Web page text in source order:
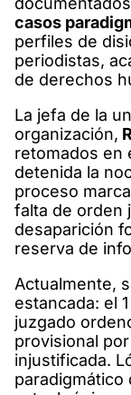
casos
perfiles de
periodistas,
de derechos
La jefa de la
organización,
retomados en
detenida la
proceso
falta de orden
desaparición
reserva de
Actualmente,
estancada: el
juzgado
provisional
injustificada.
paradigmático